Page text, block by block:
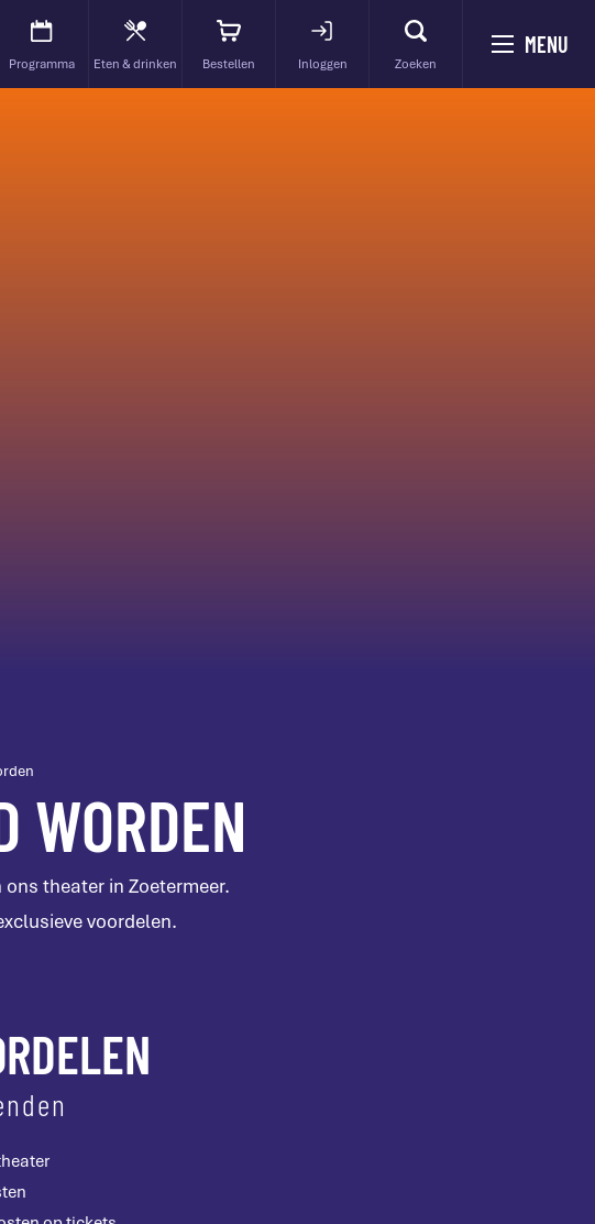
Programma Eten & drinken Bestellen Inloggen Zoeken
MENU
WORDEN
theater in Zoetermeer.
voordelen.